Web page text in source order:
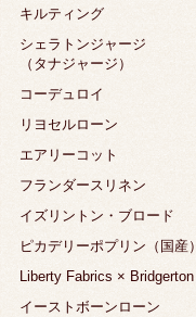
キルティング
シェラトンジャージ
（タナジャージ）
コーデュロイ
リヨセルローン
エアリーコット
フランダースリネン
イズリントン・ブロード
ピカデリーポプリン（国産）
Liberty Fabrics × Bridgerton
イーストボーンローン